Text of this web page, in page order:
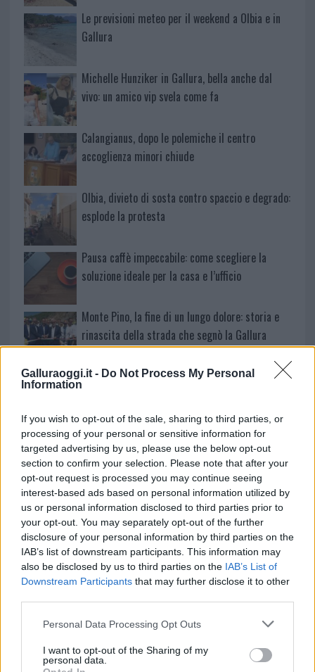
Galluraoggi.it - Do Not Process My Personal
Information
If you wish to opt-out of the sale, sharing to third parties, or
processing of your personal or sensitive information for
targeted advertising by us, please use the below opt-out
section to confirm your selection. Please note that after your
opt-out request is processed you may continue seeing
interest-based ads based on personal information utilized by
us or personal information disclosed to third parties prior to
your opt-out. You may separately opt-out of the further
disclosure of your personal information by third parties on the
IAB’s list of downstream participants. This information may
also be disclosed by us to third parties on the IAB’s List of
Downstream Participants that may further disclose it to other
Please note that this website/app uses one or more Google
not limited to your visit or usage behaviour. You may click to
grant or deny consent to Google and its third-party tags to
Personal Data Processing Opt Outs
I want to opt-out of the Sharing of my
personal data.
Le previsioni meteo per il weekend a Olbia e in
Gallura
Michelle Hunziker in Gallura, bella anche dal
vivo: un amico vip svela come fa
Calangianus, dopo le polemiche il centro
accoglienza minori chiude
Olbia, divieto di sosta contro spaccio e degrado:
esplode la protesta
Pausa caffè impeccabile: come scegliere la
soluzione ideale per la casa e l’ufficio
Monte Pino, la fine di un lungo dolore: storia e
rinascita della strada che segnò la Gallura
NECROLOGIE
Mario Malu
Paolo Pinna